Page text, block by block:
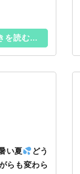
を読む...
い夏
どう
らも変わら